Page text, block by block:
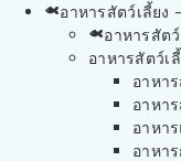
อาหารสัตว์เลี้ยง
อาหารสัต
อาหารสัตว์เ
อาหา
อาหา
อาหา
อาหา